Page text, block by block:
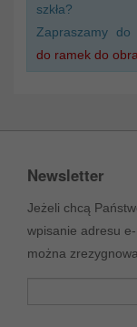
szkła?
Zapraszamy do
do ramek do
Newsletter
Jeżeli chcą
wpisanie adresu
można